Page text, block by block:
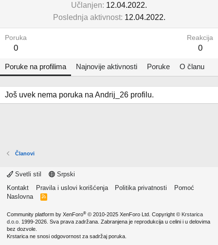
Učlanjen 12.04.2022.
Poslednja aktivnost 12.04.2022.
Poruka
0
Reakcija
0
Poruke na profilima Najnovije aktivnosti Poruke O članu
Još uvek nema poruka na Andrij_26 profilu.
Članovi
Svetli stil
Srpski
Kontakt
Pravila i uslovi korišćenja Politika privatnosti
Pomoć
Naslovna
R
Community platform by XenForo® © 2010-2025 XenForo Ltd. Copyright © Krstarica
d.o.o. 1999-2026. Sva prava zadržana. Zabranjena je reprodukcija u celini i u delovima
bez dozvole.
Krstarica ne snosi odgovornost za sadržaj poruka.